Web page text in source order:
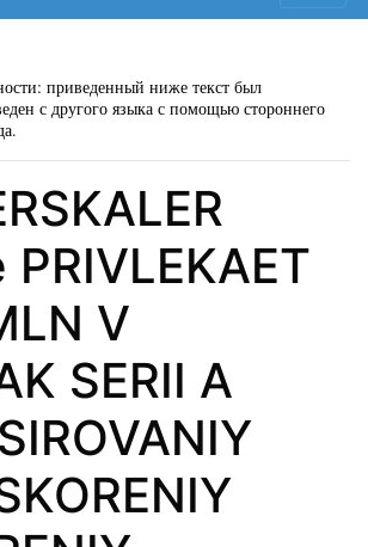
приведенный ниже текст был
с другого языка с помощью стороннего
V
SERII A